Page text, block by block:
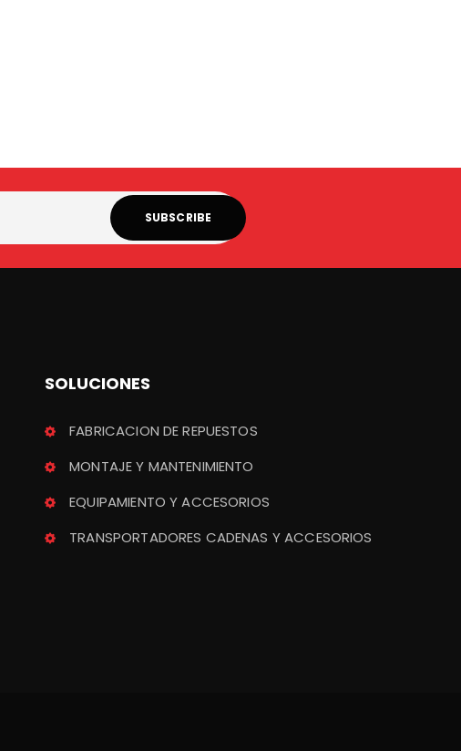
SOLUCIONES
FABRICACION DE REPUESTOS
MONTAJE Y MANTENIMIENTO
EQUIPAMIENTO Y ACCESORIOS
TRANSPORTADORES CADENAS Y ACCESORIOS